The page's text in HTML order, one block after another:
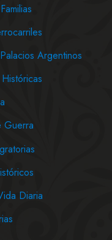
Argentinos
Guerra
Diaria